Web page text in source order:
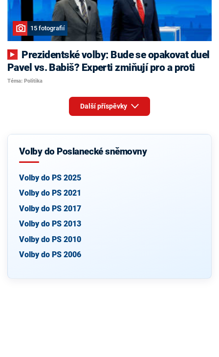
15 fotografií
Pavel vs. Babiš? Experti zmiňují pro a proti
Téma: Politika
Další příspěvky
Volby do Poslanecké sněmovny
Volby do PS 2025
Volby do PS 2021
Volby do PS 2017
Volby do PS 2013
Volby do PS 2010
Volby do PS 2006